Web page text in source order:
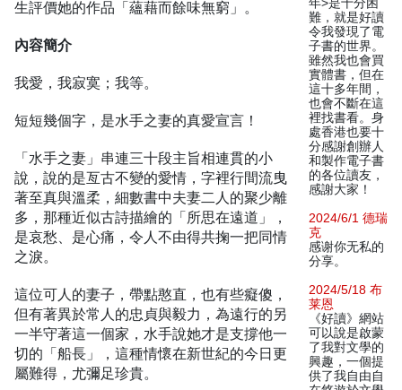
生評價她的作品「蘊藉而餘味無窮」。
內容簡介
我愛，我寂寞；我等。
短短幾個字，是水手之妻的真愛宣言！
「水手之妻」串連三十段主旨相連貫的小
說，說的是亙古不變的愛情，字裡行間流曳
著至真與溫柔，細數書中夫妻二人的聚少離
多，那種近似古詩描繪的「所思在遠道」，
是哀愁、是心痛，令人不由得共掬一把同情
之淚。
這位可人的妻子，帶點憨直，也有些癡傻，
但有著異於常人的忠貞與毅力，為遠行的另
一半守著這一個家，水手說她才是支撐他一
切的「船長」，這種情懷在新世紀的今日更
屬難得，尤彌足珍貴。
難，就是好讀
令我發現了電
子書的世界。
雖然我也會買
實體書，但在
這十多年間，
也會不斷在這
裡找書看。身
處香港也要十
分感謝創辦人
和製作電子書
的各位讀友，
感謝大家！
2024/6/1 德瑞
克
感谢你无私的
分享。
2024/5/18 布
莱恩
《好讀》網站
可以說是啟蒙
了我對文學的
興趣，一個提
供了我自由自